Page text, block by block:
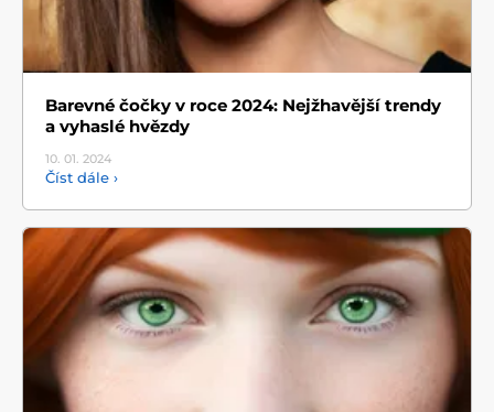
Barevné čočky v roce 2024: Nejžhavější trendy
a vyhaslé hvězdy
10. 01. 2024
Číst dále ›